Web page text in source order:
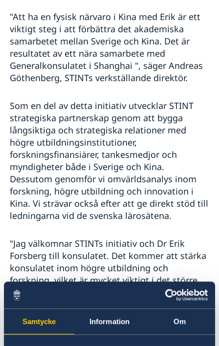
Samtycke Information Om
"Att ha en fysisk närvaro i Kina med Erik är ett
viktigt steg i att förbättra det akademiska
samarbetet mellan Sverige och Kina. Det är
resultatet av ett nära samarbete med
Generalkonsulatet i Shanghai ", säger Andreas
Göthenberg, STINTs verkställande direktör.
Som en del av detta initiativ utvecklar STINT
strategiska partnerskap genom att bygga
långsiktiga och strategiska relationer med
högre utbildningsinstitutioner,
forskningsfinansiärer, tankesmedjor och
myndigheter både i Sverige och Kina.
Dessutom genomför vi omvärldsanalys inom
forskning, högre utbildning och innovation i
Kina. Vi strävar också efter att ge direkt stöd till
ledningarna vid de svenska lärosätena.
"Jag välkomnar STINTs initiativ och Dr Erik
Forsberg till konsulatet. Det kommer att stärka
konsulatet inom högre utbildning och
forskning, vilket är mycket viktigt i det större
området i Shanghai ", säger Lisette Lindahl,
Sveriges generalkonsul.
Sedan 2015 har STINT det största programmet